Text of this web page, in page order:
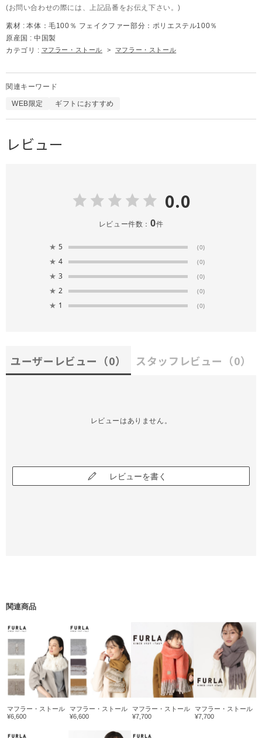
(お問い合わせの際には、上記品番をお伝え下さい。)
素材 : 本体：毛100％ フェイクファー部分：ポリエステル100％
原産国 : 中国製
カテゴリ : マフラー・ストール > マフラー・ストール
関連キーワード
WEB限定 ギフトにおすすめ
レビュー
0.0
レビュー件数： 0件
★ 5 (0)
★ 4 (0)
★ 3 (0)
★ 2 (0)
★ 1 (0)
ユーザーレビュー （0） スタッフレビュー （0）
レビューはありません。
レビューを書く
関連商品
マフラー・ストール
¥6,600
マフラー・ストール
¥6,600
マフラー・ストール
¥7,700
マフラー・ストール
¥7,700